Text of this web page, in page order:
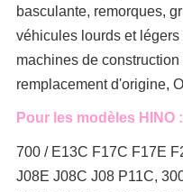
basculante, remorques,
véhicules lourds et
machines de
remplacement d'origine,
Pour les modèles HINO :
700 / E13C F17C F17E
J08E J08C J08 P11C,